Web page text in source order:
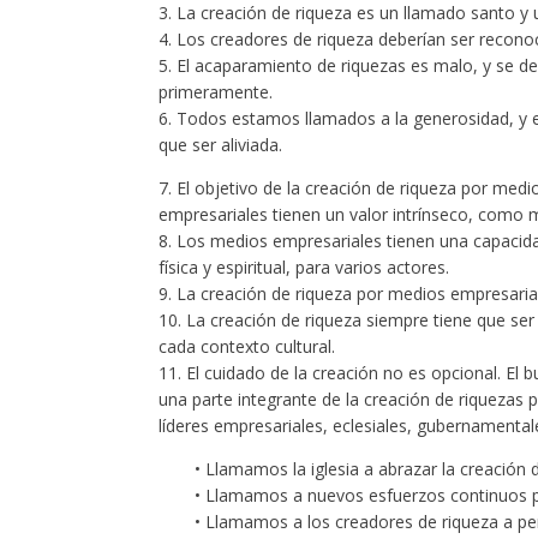
3. La creación de riqueza es un llamado santo
4. Los creadores de riqueza deberían ser
5. El acaparamiento de riquezas es malo, y se
primeramente.
6. Todos estamos llamados a la generosidad,
que ser aliviada.
7. El objetivo de la creación de riqueza por
empresariales tienen un valor intrínseco, como
8. Los medios empresariales tienen una
física y espiritual, para varios actores.
9. La creación de riqueza por medios
10. La creación de riqueza siempre tiene que
cada contexto cultural.
11. El cuidado de la creación no es opcional. El
una parte integrante de la creación de riquezas
líderes empresariales, eclesiales,
• Llamamos la iglesia a abrazar la
• Llamamos a nuevos esfuerzos
• Llamamos a los creadores de riqueza a